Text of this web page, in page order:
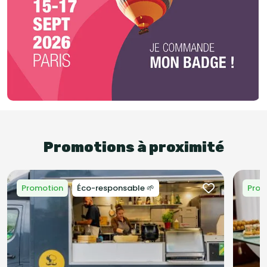
Promotions à proximité
Promotion Éco-responsable 🌱